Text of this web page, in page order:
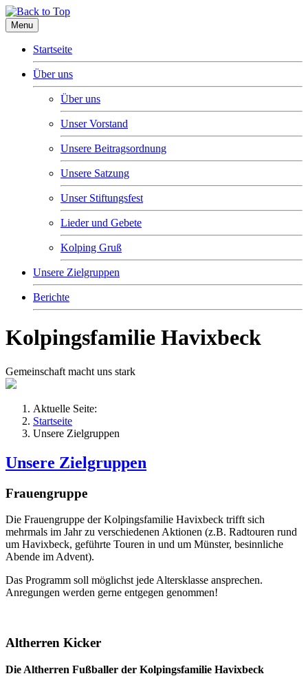
Menu
Startseite
Über uns
Über uns
Unser Vorstand
Unsere Beitragsordnung
Unsere Satzung
Unser Stiftungsfest
Lieder und Gebete
Kolping Gruß
Unsere Zielgruppen
Berichte
Kolpingsfamilie Havixbeck
Gemeinschaft macht uns stark
Aktuelle Seite:
Startseite
Unsere Zielgruppen
Unsere Zielgruppen
Frauengruppe
Die Frauengruppe der Kolpingsfamilie Havixbeck trifft sich
mehrmals im Jahr zu verschiedenen Aktionen (z.B. Radtouren rund
um Havixbeck, geführte Touren in und um Münster, besinnliche
Abende im Advent).
Das Programm soll möglichst jede Altersklasse ansprechen.
Anregungen werden gerne entgegen genommen!
Altherren Kicker
Die Altherren Fußballer der Kolpingsfamilie Havixbeck